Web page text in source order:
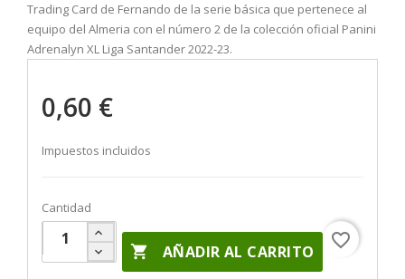
Trading Card de Fernando de la serie básica que pertenece al
equipo del Almeria con el número 2 de la colección oficial Panini
Adrenalyn XL Liga Santander 2022-23.
0,60 €
Impuestos incluidos
Cantidad
 AÑADIR AL CARRITO
favorite_border